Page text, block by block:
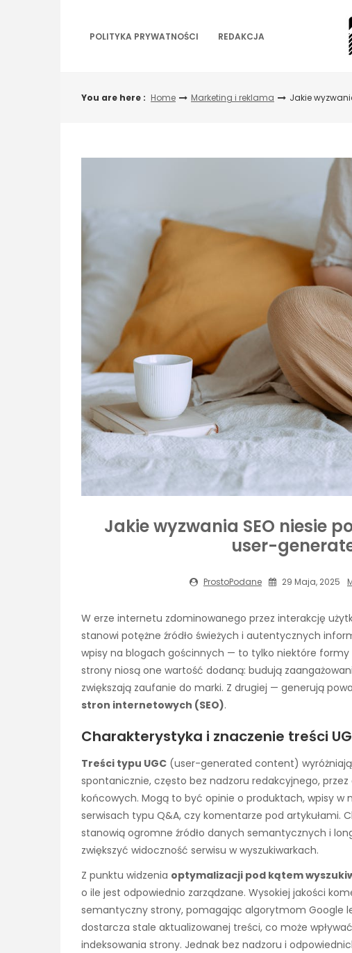
POLITYKA PRYWATNOŚCI REDAKCJA
You are here : Home Marketing i reklama Jakie
Jakie wyzwania SEO niesie
user-
ProstoPodane 29 Maja, 2025
W erze internetu zdominowanego przez interakcję
stanowi potężne źródło świeżych i autentycznych
wpisy na blogach gościnnych — to tylko niektóre formy
strony niosą one wartość dodaną: budują
zwiększają zaufanie do marki. Z drugiej — generują
stron internetowych (SEO).
Charakterystyka i znaczenie treści
Treści typu UGC (user-generated content)
spontanicznie, często bez nadzoru redakcyjnego,
końcowych. Mogą to być opinie o produktach, wpisy w
serwisach typu Q&A, czy komentarze pod artykułami.
stanowią ogromne źródło danych semantycznych i
zwiększyć widoczność serwisu w wyszukiwarkach.
Z punktu widzenia optymalizacji pod kątem
o ile jest odpowiednio zarządzane. Wysokiej jakości
semantyczny strony, pomagając algorytmom Google
dostarcza stale aktualizowanej treści, co może
indeksowania strony. Jednak bez nadzoru i